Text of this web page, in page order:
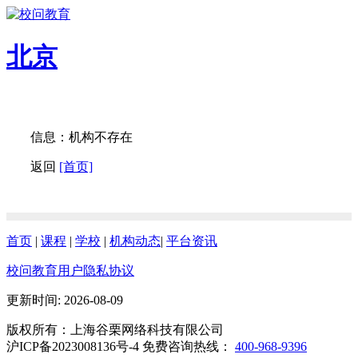
北京
信息：机构不存在
返回 [首页]
首页 | 课程 | 学校 | 机构动态| 平台资讯
校问教育用户隐私协议
更新时间: 2026-08-09
版权所有：上海谷栗网络科技有限公司
沪ICP备2023008136号-4 免费咨询热线： 400-968-9396